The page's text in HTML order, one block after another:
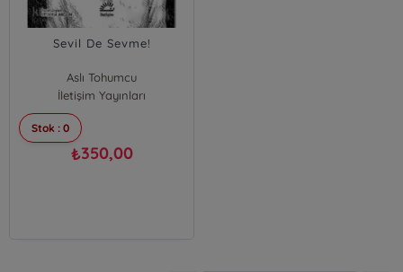
Sevil De Sevme!
Aslı Tohumcu
İletişim Yayınları
Stok : 0
₺350,00